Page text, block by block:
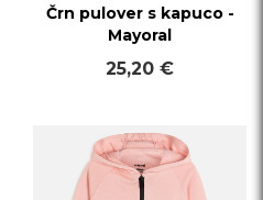
Črn pulover s kapuco -
Mayoral
25,20 €